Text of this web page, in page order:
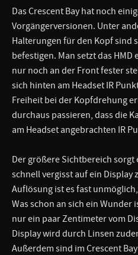
Das Crescent Bay hat noch
Vorgängerversionen. Unter
Halterungen für den Kopf sind
befestigen. Man setzt das
nur noch an der Front fester
sich hinten am Headset IR
Freiheit bei der Kopfdrehung
durchaus passieren, dass die
am Headset angebrachten IR
Der größere Sichtbereich sorgt
schnell vergisst auf ein Display
Auflösung ist es fast
Was schon an sich ein Wunder
nur ein paar Zentimeter vom
Display wird durch Linsen
Außerdem sind im Crescent